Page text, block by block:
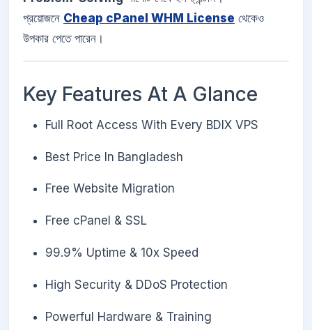
প্রয়োজনে Cheap cPanel WHM License থেকেও
উপকার পেতে পারেন।
Key Features At A Glance
Full Root Access With Every BDIX VPS
Best Price In Bangladesh
Free Website Migration
Free cPanel & SSL
99.9% Uptime & 10x Speed
High Security & DDoS Protection
Powerful Hardware & Training